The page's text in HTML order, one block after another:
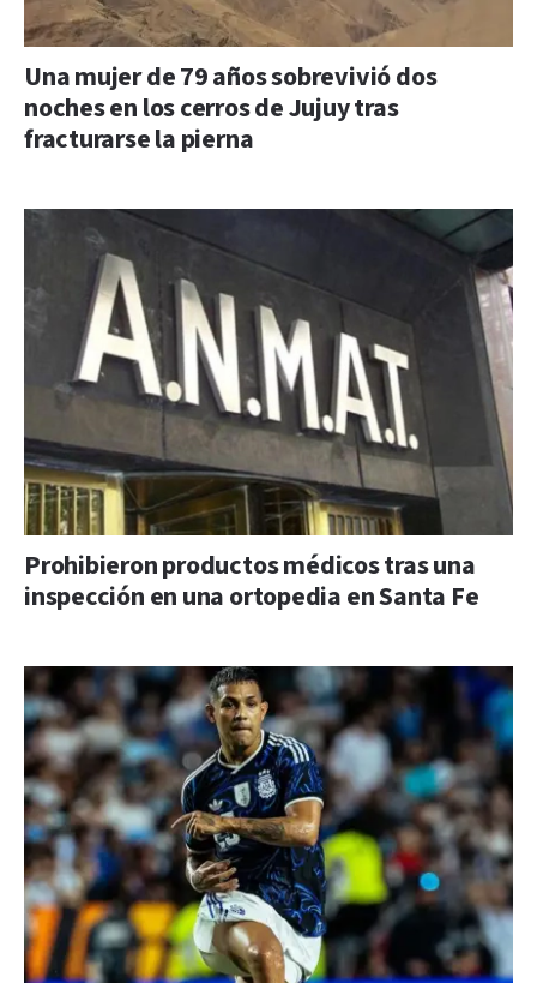
Una mujer de 79 años sobrevivió dos
noches en los cerros de Jujuy tras
fracturarse la pierna
Prohibieron productos médicos tras una
inspección en una ortopedia en Santa Fe